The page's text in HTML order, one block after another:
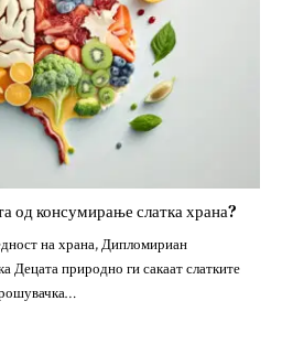
од консумирање слатка храна?
на храна, Дипломириан
Децата природно ги сакаат слатките